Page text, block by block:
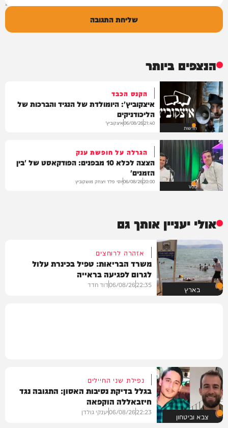
שליחת התגובה
הנצפים ביותר
חדשות
הקנס הכבד
איצקוביץ': היומולדת של הנגיד והברכות של
הליכודניקים
21:40
06/08/26איצקוביץ'
VOD
הגרלה על חופשת ענק
הצצה לכלא 10 מבפנים: הפודקאסט של 'בין
הזמנים'
20:00
06/08/26יוסי פלד ויצחק מושקוביץ
אולי יעניין אותך גם
בארץ
אזהרה לרוחצים
משרד הבריאות: טפיל בכינרת עלול
לגרום לפגיעה בראייה
22:35
06/08/26דוד חדד
צבא וביטחון
נפילת שני החיילים
בגלל בדיקת נסיבות האסון: התגובה נגד
חיזבאללה הוקפאה
22:23
06/08/26יענקי גולדן